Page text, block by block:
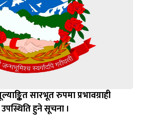
सारभूत रुपमा प्रभावग्राही
हुने सूचना ।